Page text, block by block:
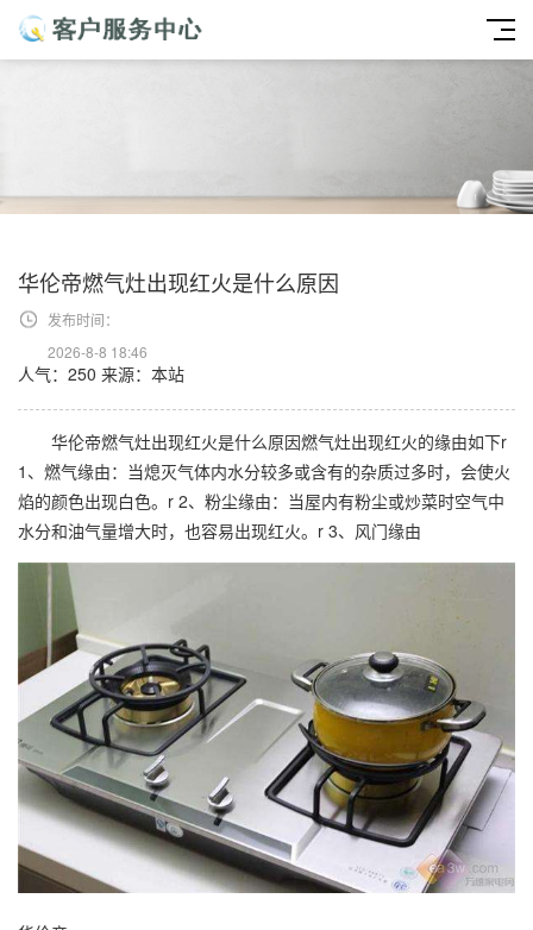
华伦帝燃气灶出现红火是什么原因
发布时间：
2026-8-8 18:46
人气：250 来源：本站
华伦帝燃气灶出现红火是什么原因燃气灶出现红火的缘由如下r
1、燃气缘由：当熄灭气体内水分较多或含有的杂质过多时，会使火
焰的颜色出现白色。r 2、粉尘缘由：当屋内有粉尘或炒菜时空气中
水分和油气量增大时，也容易出现红火。r 3、风门缘由